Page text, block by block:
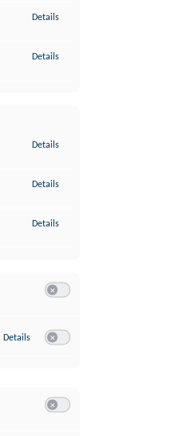
Details
Details
Details
Details
Details
Details zu Google Analytics